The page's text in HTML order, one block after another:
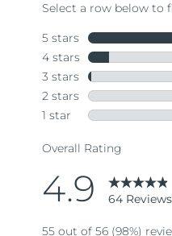
Same
page
link.